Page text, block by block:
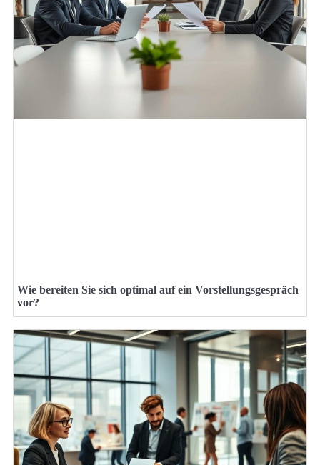
Wie bereiten Sie sich optimal auf ein Vorstellungsgespräch
vor?